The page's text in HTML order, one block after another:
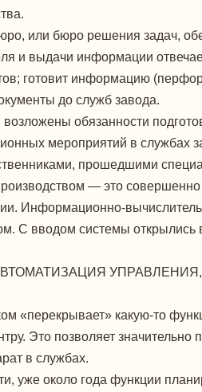
или бюро реше­ния задач,
и выдачи инфор­мации
го­товит информацию
до служб завода.
обязан­ности
меро­приятий в службах
прошедшими
— это
Инфор­мационно-
С вводом системы открылись
УПРАВЛЕНИЯ,
«перекрывает» какую-то
Это позво­ляет
в служ­бах.
уже около года функции